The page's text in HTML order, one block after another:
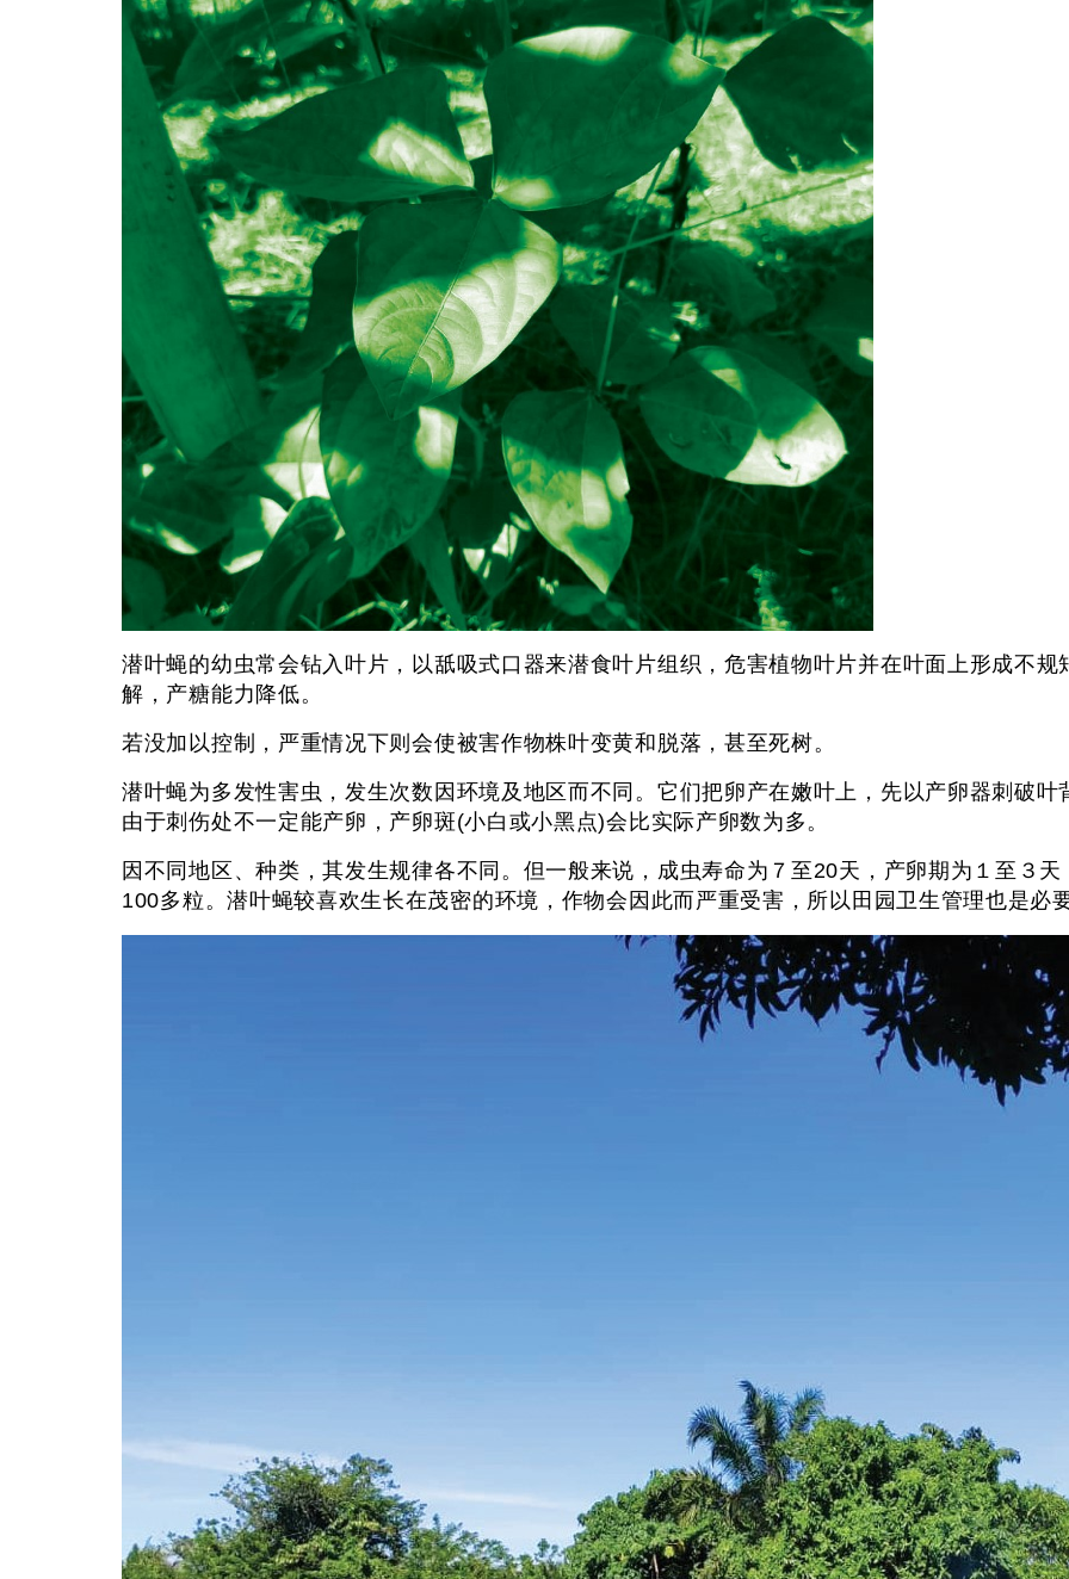
潜叶蝇的幼虫常会钻入叶片，以舐吸式口器来潜食叶片组织，危害植物叶片并在叶面上形成不
解，产糖能力降低。
若没加以控制，严重情况下则会使被害作物株叶变黄和脱落，甚至死树。
潜叶蝇为多发性害虫，发生次数因环境及地区而不同。它们把卵产在嫩叶上，先以产卵器刺破
由于刺伤处不一定能产卵，产卵斑(小白或小黑点)会比实际产卵数为多。
因不同地区、种类，其发生规律各不同。但一般来说，成虫寿命为７至20天，产卵期为１至３
100多粒。潜叶蝇较喜欢生长在茂密的环境，作物会因此而严重受害，所以田园卫生管理也是必